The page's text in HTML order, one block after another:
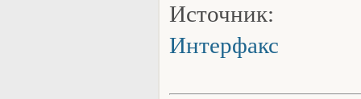
Источник:
Интерфакс